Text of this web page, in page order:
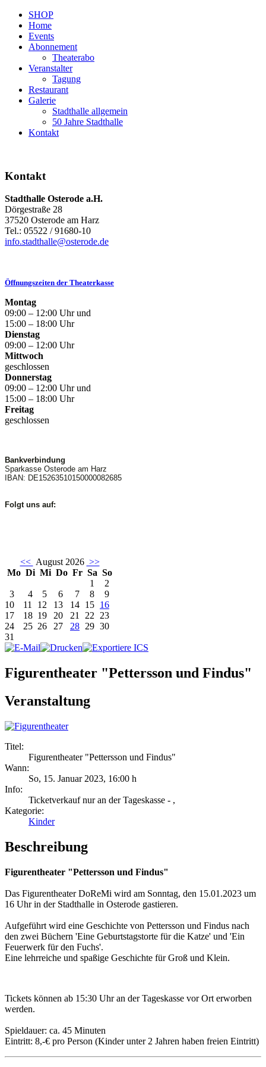
SHOP
Home
Events
Abonnement
Theaterabo
Veranstalter
Tagung
Restaurant
Galerie
Stadthalle allgemein
50 Jahre Stadthalle
Kontakt
Kontakt
Stadthalle Osterode a.H.
Dörgestraße 28
37520 Osterode am Harz
Tel.: 05522 / 91680-10
info.stadthalle@osterode.de
Öffnungszeiten der Theaterkasse
Montag
09:00 – 12:00 Uhr und
15:00 – 18:00 Uhr
Dienstag
09:00 – 12:00 Uhr
Mittwoch
geschlossen
Donnerstag
09:00 – 12:00 Uhr und
15:00 – 18:00 Uhr
Freitag
geschlossen
Bankverbindung
Sparkasse Osterode am Harz
IBAN: DE15263510150000082685
Folgt uns auf:
<< August 2026 >>
Mo Di Mi Do Fr Sa So
1
2
3
4 5 6 7 8
9
10
11 12 13 14 15 16
17
18 19 20 21 22 23
24
25 26 27 28 29 30
31
Figurentheater "Pettersson und Findus"
Veranstaltung
Titel:
Figurentheater "Pettersson und Findus"
Wann:
So, 15. Januar 2023, 16:00 h
Info:
Ticketverkauf nur an der Tageskasse - ,
Kategorie:
Kinder
Beschreibung
Figurentheater "Pettersson und Findus"
Das Figurentheater DoReMi wird am Sonntag, den 15.01.2023 um
16 Uhr in der Stadthalle in Osterode gastieren.
Aufgeführt wird eine Geschichte von Pettersson und Findus nach
den zwei Büchern 'Eine Geburtstagstorte für die Katze' und 'Ein
Feuerwerk für den Fuchs'.
Eine lehrreiche und spaßige Geschichte für Groß und Klein.
Tickets können ab 15:30 Uhr an der Tageskasse vor Ort erworben
werden.
Spieldauer: ca. 45 Minuten
Eintritt: 8,-€ pro Person (Kinder unter 2 Jahren haben freien Eintritt)